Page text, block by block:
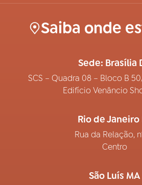
Saiba onde
Sede: Brasília
SCS – Quadra 08 – Bloco B
Edifício Venâncio
Rio de Janeiro
Rua da Relação,
Centro
São Luís MA